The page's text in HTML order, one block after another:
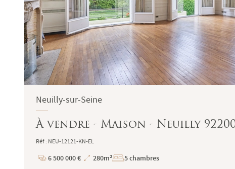
Neuilly-sur-Seine
À vendre - Maison - Neuilly
Réf : NEU-12121-KN-EL
Prix
6 500 000 €
Superficie
280m² 5 chambres